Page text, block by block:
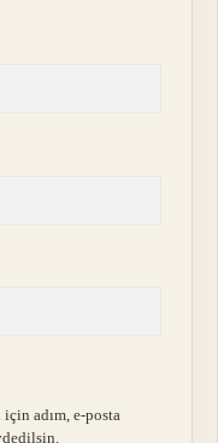
adım, e-posta